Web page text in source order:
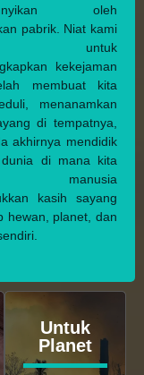
oleh
pabrik. Niat kami
untuk
kekejaman
membuat kita
menanamkan
di tempatnya,
akhirnya mendidik
dunia di mana kita
manusia
kasih sayang
hewan, planet, dan
Untuk
Planet